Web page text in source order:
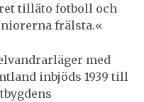
tilläto fotboll och
frälsta.«
med
inbjöds 1939 till